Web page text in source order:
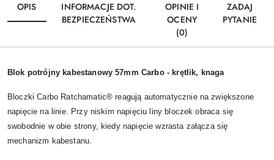
OPIS
INFORMACJE DOT.
BEZPIECZEŃSTWA
OPINIE I
OCENY
(0)
ZADAJ
PYTANIE
Blok potrójny kabestanowy 57mm Carbo - krętlik, knaga
Bloczki Carbo Ratchamatic® reagują automatycznie na zwiększone
napięcie na linie. Przy niskim napięciu liny bloczek obraca się
swobodnie w obie strony, kiedy napięcie wzrasta załącza się
mechanizm kabestanu.